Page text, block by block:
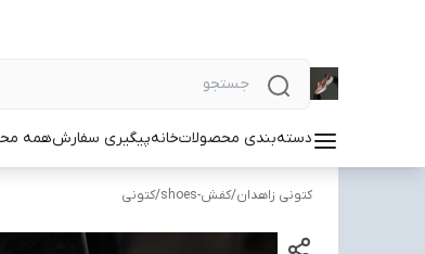
دسته‌بندی محصولاتخانهپیگیری سفارشهمه
کتونی زاهدان/کفش-shoes /کتونی